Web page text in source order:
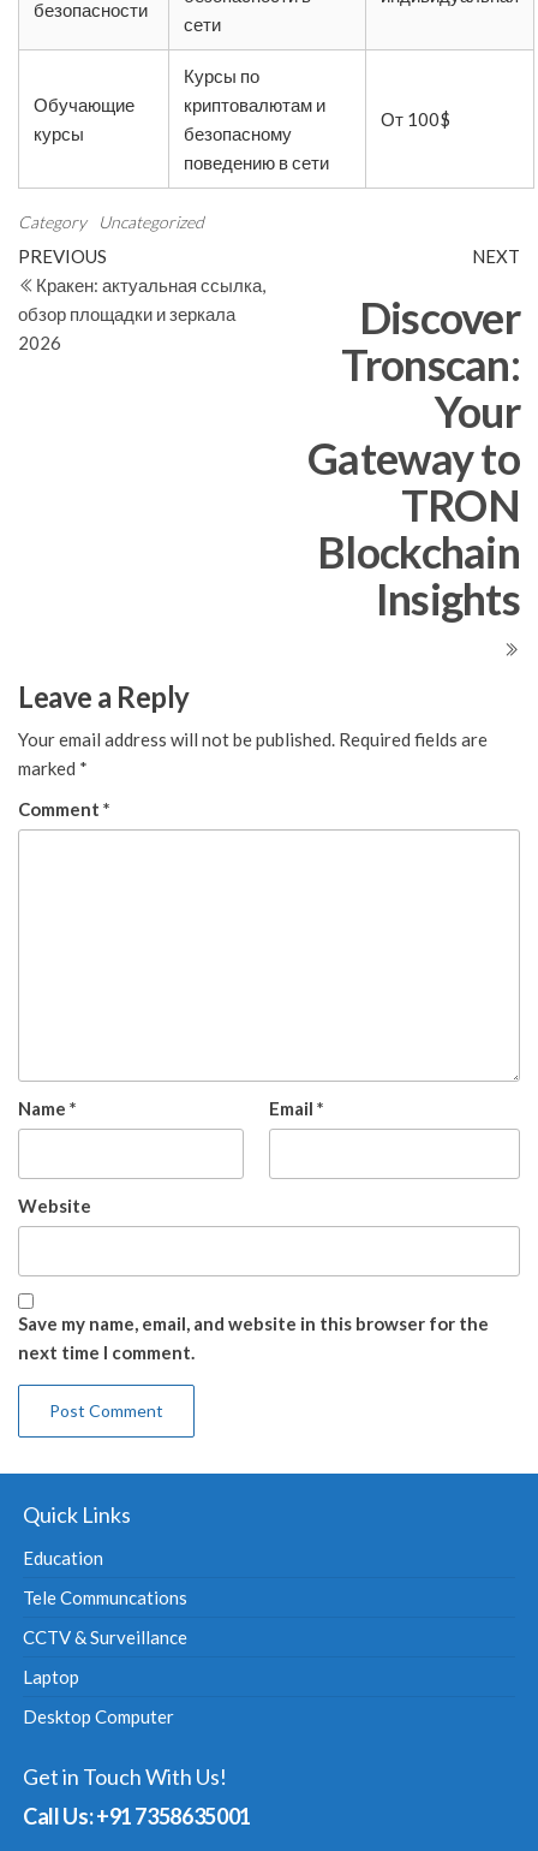
безопасности
сети
Обучающие
курсы
Курсы по
криптовалютам и
безопасному
поведению в сети
От 100$
Category Uncategorized
Post
navigation
Previous
Post
PREVIOUS
Кракен: актуальная ссылка,
обзор площадки и зеркала
2026
NEXT
Discover
Tronscan:
Your
Gateway to
TRON
Blockchain
Insights
Leave a Reply
Your email address will not be published. Required fields are
marked *
Comment *
Name * Email *
Website
Save my name, email, and website in this browser for the
next time I comment.
Quick Links
Education
Tele Communcations
CCTV & Surveillance
Laptop
Desktop Computer
Get in Touch With Us!
Call Us: +91 7358635001